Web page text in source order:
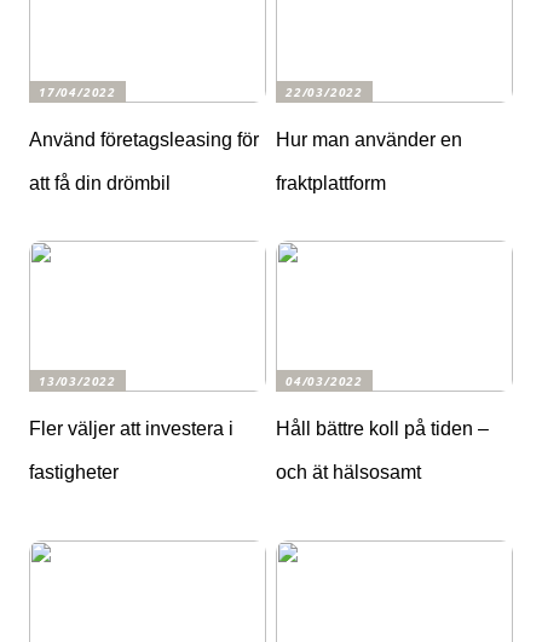
17/04/2022
Använd företagsleasing för
att få din drömbil
22/03/2022
Hur man använder en
fraktplattform
13/03/2022
Fler väljer att investera i
fastigheter
04/03/2022
Håll bättre koll på tiden –
och ät hälsosamt